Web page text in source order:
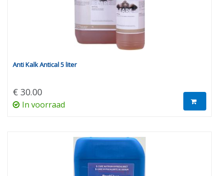
Anti Kalk Antical 5 liter
€ 30.00
In voorraad